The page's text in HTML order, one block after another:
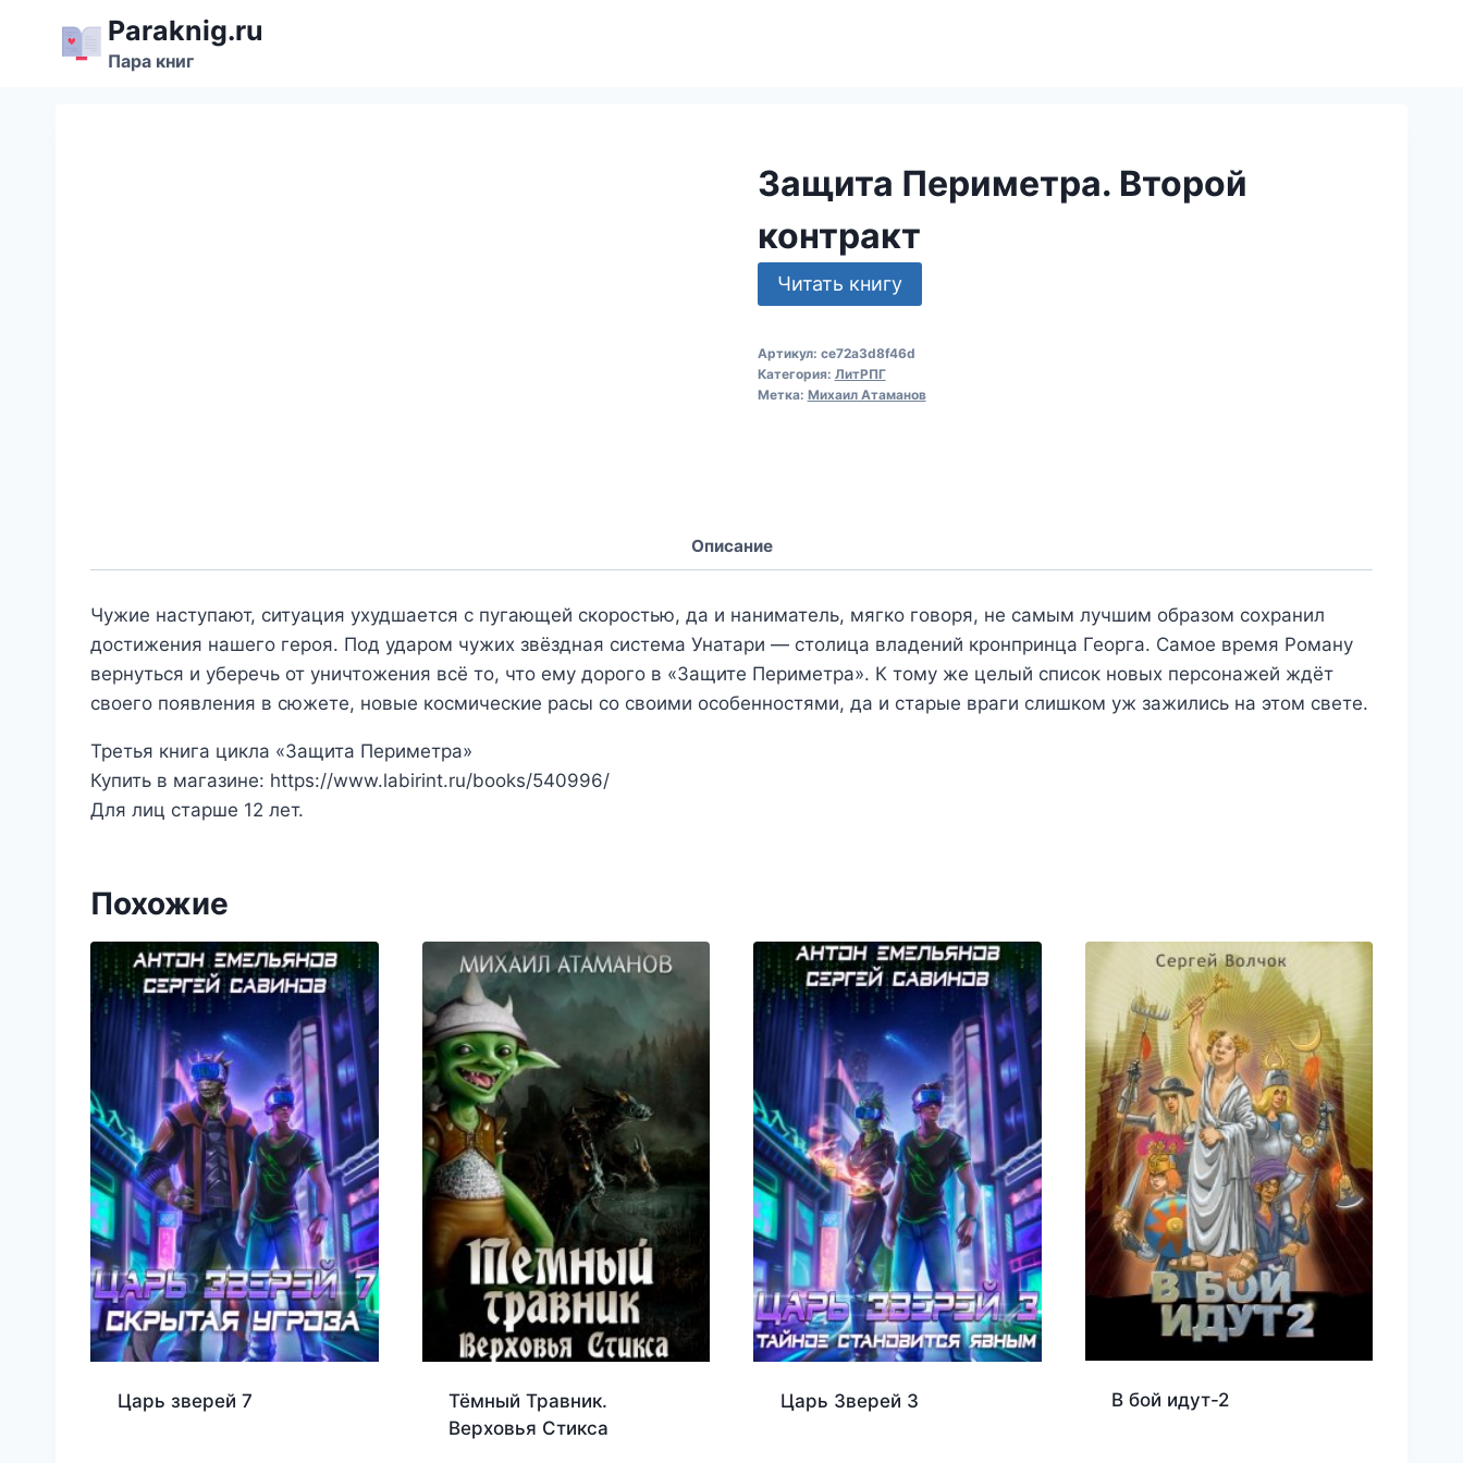
содержимому
Paraknig.ru
Пара книг
Защита Периметра. Второй
контракт
Читать книгу
Артикул: ce72a3d8f46d
Категория: ЛитРПГ
Метка: Михаил Атаманов
Описание
Чужие наступают, ситуация ухудшается с пугающей скоростью, да и наниматель, мягко говоря, не самым лучшим образом сохранил
достижения нашего героя. Под ударом чужих звёздная система Унатари — столица владений кронпринца Георга. Самое время Роману
вернуться и уберечь от уничтожения всё то, что ему дорого в «Защите Периметра». К тому же целый список новых персонажей ждёт
своего появления в сюжете, новые космические расы со своими особенностями, да и старые враги слишком уж зажились на этом свете.
Третья книга цикла «Защита Периметра»
Купить в магазине: https://www.labirint.ru/books/540996/
Для лиц старше 12 лет.
Похожие
Царь зверей 7
Тёмный Травник.
Верховья Стикса
Царь Зверей 3 В бой идут-2